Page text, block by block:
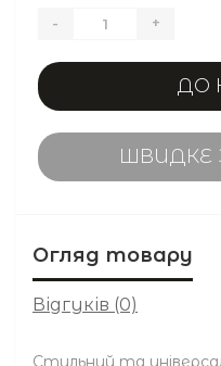
- +
ДО
ШВИДКЕ
Огляд товару
Відгуків (0)
Стильний та